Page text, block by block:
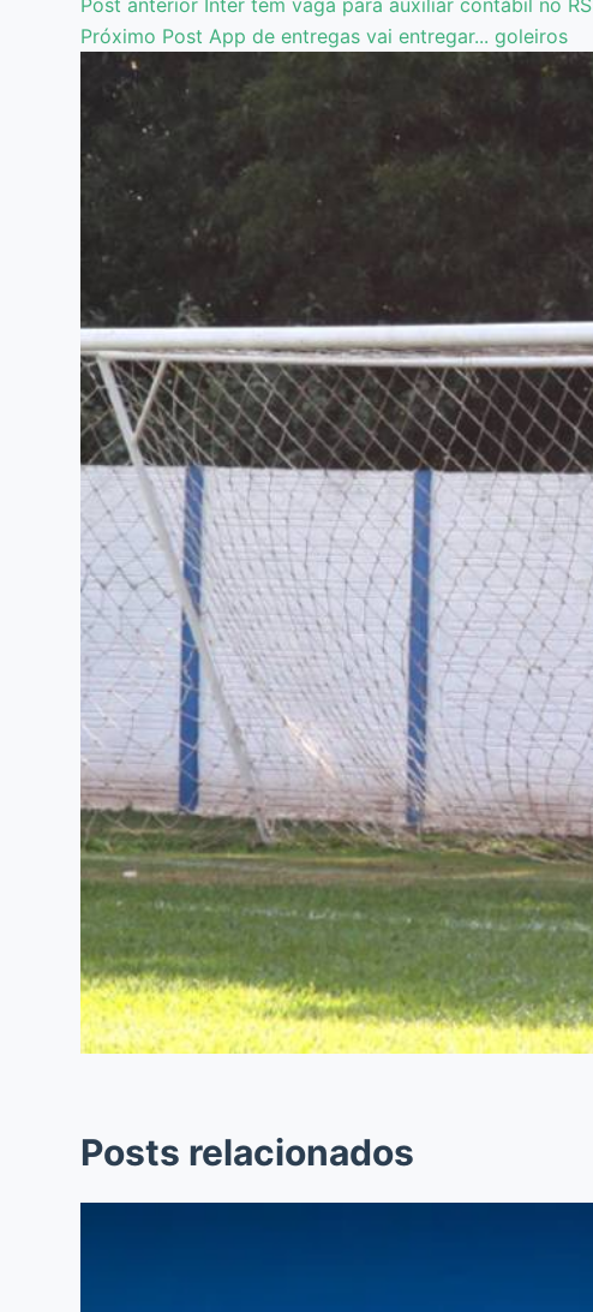
Próximo Post App de entregas vai entregar... goleiros
Posts relacionados